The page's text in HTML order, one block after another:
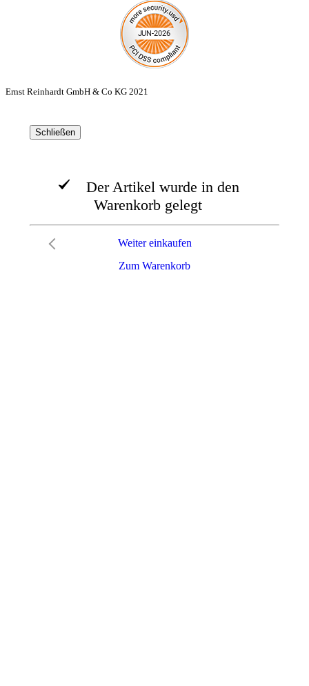
Ernst Reinhardt GmbH & Co KG 2021
Schließen
Der Artikel wurde in den
Warenkorb gelegt
Zum Warenkorb
Weiter einkaufen